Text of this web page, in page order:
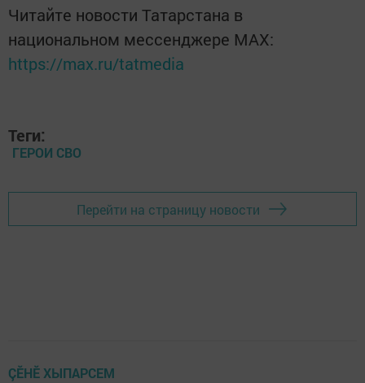
Читайте новости Татарстана в
национальном мессенджере MАХ:
https://max.ru/tatmedia
Теги:
ГЕРОИ СВО
Перейти на страницу новости
ÇӖНӖ ХЫПАРСЕМ